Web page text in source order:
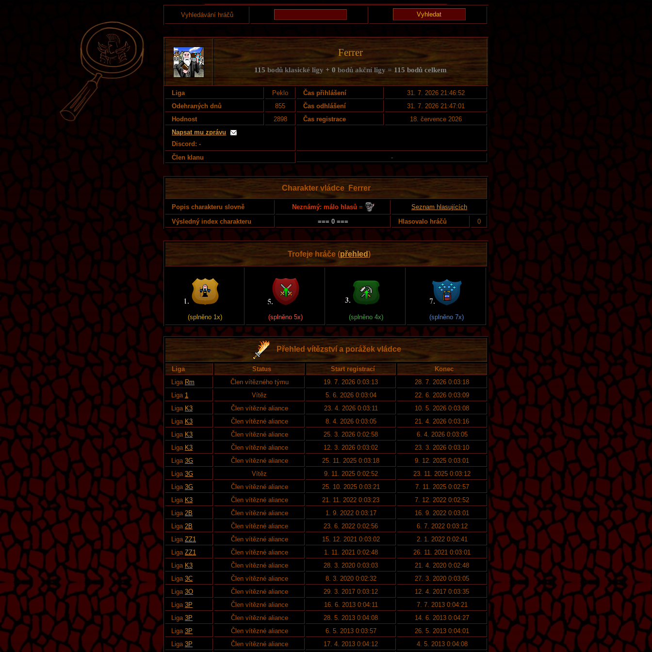
Vyhledávání hráčů
Ferrer
115 bodů klasické ligy + 0bodů akční ligy = 115 bodů celkem
Liga Peklo Čas přihlášení
31. 7. 2026 21:46:52
Odehraných dnů
855 Čas odhlášení
31. 7. 2026 21:47:01
Hodnost
2898 Čas registrace
18. července 2026
Napsat mu zprávu
Discord: -
Člen klanu
-
Charakter vládce Ferrer
Popis charakteru slovně Neznámý: málo hlasů =
Seznam hlasujících
Výsledný index charakteru
=== 0 === Hlasovalo hráčů 0
Trofeje hráče (přehled)
(splněno 1x) (splněno 5x) (splněno 4x) (splněno 7x)
Přehled vítězství a porážek vládce
Liga Status Start registrací
Konec
Liga Rm Člen vítězného týmu 19. 7. 2026 0:03:13
28. 7. 2026 0:03:18
Liga 1 Vítěz 5. 6. 2026 0:03:04
22. 6. 2026 0:03:09
Liga K3 Člen vítězné aliance 23. 4. 2026 0:03:11
10. 5. 2026 0:03:08
Liga K3 Člen vítězné aliance 8. 4. 2026 0:03:05
21. 4. 2026 0:03:16
Liga K3 Člen vítězné aliance 25. 3. 2026 0:02:58
6. 4. 2026 0:03:05
Liga K3 Člen vítězné aliance 12. 3. 2026 0:03:02
23. 3. 2026 0:03:10
Liga 3G Člen vítězné aliance 25. 11. 2025 0:03:18
9. 12. 2025 0:03:01
Liga 3G Vítěz 9. 11. 2025 0:02:52
23. 11. 2025 0:03:12
Liga 3G Člen vítězné aliance 25. 10. 2025 0:03:21
7. 11. 2025 0:02:57
Liga K3 Člen vítězné aliance 21. 11. 2022 0:03:23
7. 12. 2022 0:02:52
Liga 2B Člen vítězné aliance 1. 9. 2022 0:03:17
16. 9. 2022 0:03:01
Liga 2B Člen vítězné aliance 23. 6. 2022 0:02:56
6. 7. 2022 0:03:12
Liga ZZ1 Člen vítězné aliance 15. 12. 2021 0:03:02
2. 1. 2022 0:02:41
Liga ZZ1 Člen vítězné aliance 1. 11. 2021 0:02:48
26. 11. 2021 0:03:01
Liga K3 Člen vítězné aliance 28. 3. 2020 0:03:03
21. 4. 2020 0:02:48
Liga 3C Člen vítězné aliance 8. 3. 2020 0:02:32
27. 3. 2020 0:03:05
Liga 3O Člen vítězné aliance 29. 3. 2017 0:03:12
12. 4. 2017 0:03:35
Liga 3P Člen vítězné aliance 16. 6. 2013 0:04:11
7. 7. 2013 0:04:21
Liga 3P Člen vítězné aliance 28. 5. 2013 0:04:08
14. 6. 2013 0:04:27
Liga 3P Člen vítězné aliance 6. 5. 2013 0:03:57
26. 5. 2013 0:04:01
Liga 3P Člen vítězné aliance 17. 4. 2013 0:04:12 4. 5. 2013 0:04:08